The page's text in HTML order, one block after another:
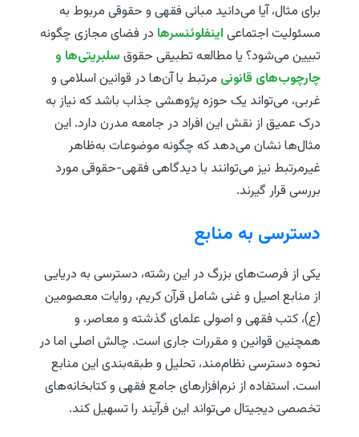
برای مثال، آیا می‌دانید مبانی فقهی و حقوقی مربوط به
مسئولیت اجتماعی اینفلوئنسرها در فضای مجازی چگونه
تبیین می‌شود؟ یا مطالعه تطبیقی حقوق سلبریتی‌ها و
چارچوب‌های قانونی مرتبط با آن‌ها در قوانین اسلامی و
غربی، می‌تواند یک حوزه پژوهشی جذاب باشد که نیاز به
درک عمیق از نقش این افراد در جامعه مدرن دارد. این
مثال‌ها نشان می‌دهد که چگونه موضوعات به‌ظاهر
غیرمرتبط نیز می‌توانند با دیدگاهی فقهی-حقوقی مورد
بررسی قرار گیرند.
دسترسی به منابع
یکی از فرصت‌های بزرگ در این رشته، دسترسی به دریایی
از منابع اصیل و غنی شامل قرآن کریم، روایات معصومین
(ع)، کتب فقهی و اصولی علمای گذشته و معاصر، و
همچنین قوانین و مقررات جاری است. چالش اصلی اما در
نحوه دسترسی نظام‌مند، تحلیل و طبقه‌بندی این منابع
است. استفاده از نرم‌افزارهای جامع فقهی و کتابخانه‌های
تخصصی دیجیتال می‌تواند این فرآیند را تسهیل کند.